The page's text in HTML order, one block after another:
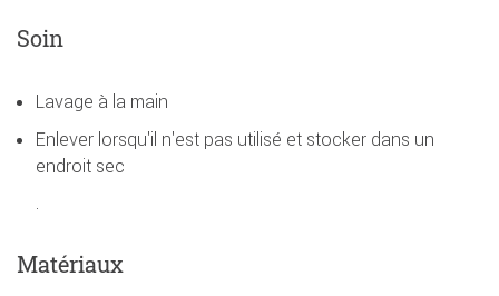
Soin
Lavage à la main
Enlever lorsqu'il n'est pas utilisé et stocker dans un
endroit sec
.
Matériaux